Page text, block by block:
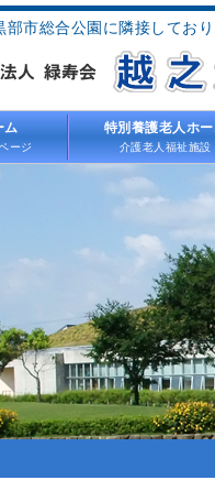
部市総合公園に隣接してお
ム
ージ
特別養護老人ホ
介護老人福祉施設